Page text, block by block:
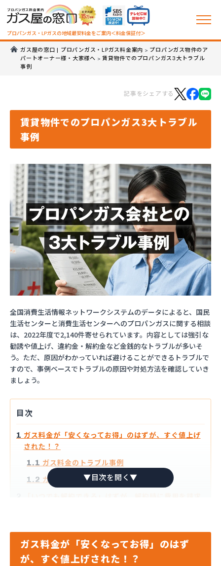
プロパンガス・LPガスの地域最安料金をご案内＜料金保証付＞
ガス屋の窓口 | プロパンガス・LPガス料金案内 > プロパンガス物件のア
パートオーナー様・大家様へ > 賃貸物件でのプロパンガス3大トラブル
事例
記事をシェアする
賃貸物件でのプロパンガス3大トラブル
事例
全国消費生活情報ネットワークシステムのデータによると、国民
生活センターと消費生活センターへのプロパンガスに関する相談
は、2022年度で2,140件寄せられています。内容としては強引な
勧誘や値上げ、違約金・解約金など金銭的なトラブルが多いそ
う。ただ、原因がわかっていれば避けることができるトラブルで
すので、事例ベースでトラブルの原因や対処方法を確認していき
ましょう。
目次
1 ガス料金が「安くなってお得」のはずが、すぐ値上げ
された！？
1.1 ガス料金のトラブル事例
1.2 ガス料金トラブルの回避策
2.2 解約・撤去トラブルの回避策
3「給湯器・工事費が無料」その分ガス料金が高い！？
ガス料金が「安くなってお得」のはず
が、すぐ値上げされた！？